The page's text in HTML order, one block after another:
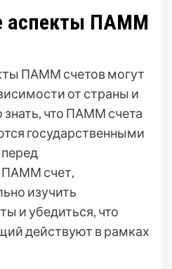
аспекты ПАММ
ПАММ счетов могут
от страны и
что ПАММ счета
государственными
ПАММ счет,
изучить
и убедиться, что
действуют в рамках